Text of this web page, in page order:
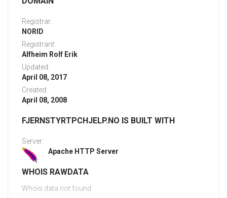
Registrar:
NORID
Registrant:
Alfheim Rolf Erik
Updated:
April 08, 2017
Created:
April 08, 2008
FJERNSTYRTPCHJELP.NO IS BUILT WITH
Server:
Apache HTTP Server
WHOIS RAWDATA
Whois data not found